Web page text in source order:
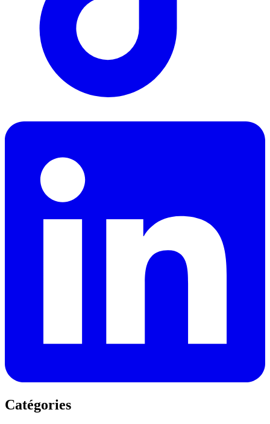
Catégories